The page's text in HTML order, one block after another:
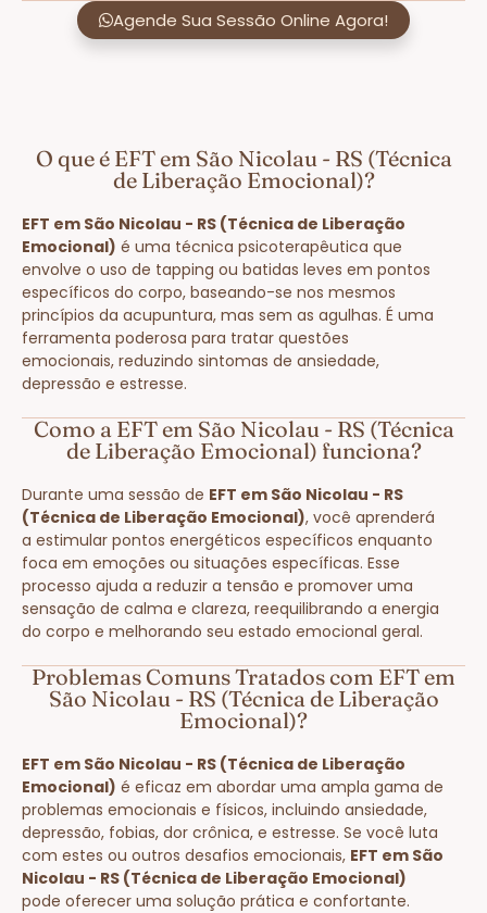
Agende Sua Sessão Online Agora!
O que é EFT em São Nicolau - RS (Técnica
de Liberação Emocional)?
EFT em São Nicolau - RS (Técnica de Liberação
Emocional) é uma técnica psicoterapêutica que
envolve o uso de tapping ou batidas leves em pontos
específicos do corpo, baseando-se nos mesmos
princípios da acupuntura, mas sem as agulhas. É uma
ferramenta poderosa para tratar questões
emocionais, reduzindo sintomas de ansiedade,
depressão e estresse.
Como a EFT em São Nicolau - RS (Técnica
de Liberação Emocional) funciona?
Durante uma sessão de EFT em São Nicolau - RS
(Técnica de Liberação Emocional), você aprenderá
a estimular pontos energéticos específicos enquanto
foca em emoções ou situações específicas. Esse
processo ajuda a reduzir a tensão e promover uma
sensação de calma e clareza, reequilibrando a energia
do corpo e melhorando seu estado emocional geral.
Problemas Comuns Tratados com EFT em
São Nicolau - RS (Técnica de Liberação
Emocional)?
EFT em São Nicolau - RS (Técnica de Liberação
Emocional) é eficaz em abordar uma ampla gama de
problemas emocionais e físicos, incluindo ansiedade,
depressão, fobias, dor crônica, e estresse. Se você luta
com estes ou outros desafios emocionais, EFT em São
Nicolau - RS (Técnica de Liberação Emocional)
pode oferecer uma solução prática e confortante.